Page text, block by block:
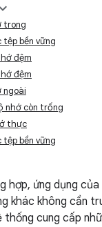
trong
tệp bền vững
đệm
đệm
ngoài
nhớ còn trống
thực
tệp bền vững
hợp, ứng dụng
khác không cần
cung cấp